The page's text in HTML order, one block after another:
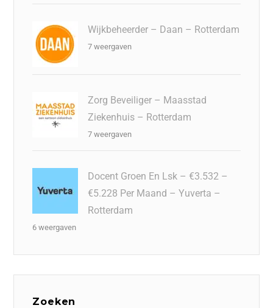
Wijkbeheerder – Daan – Rotterdam
7 weergaven
Zorg Beveiliger – Maasstad
Ziekenhuis – Rotterdam
7 weergaven
Docent Groen En Lsk – €3.532 –
€5.228 Per Maand – Yuverta –
Rotterdam
6 weergaven
Zoeken